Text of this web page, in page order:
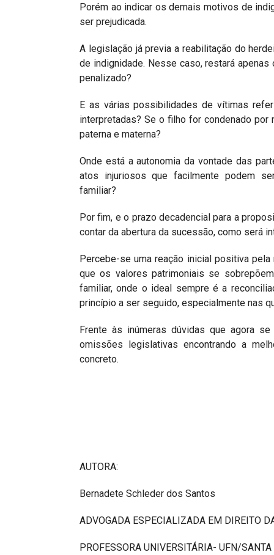
Porém ao indicar os demais motivos de
ser prejudicada.
A legislação já previa a reabilitação do
de indignidade. Nesse caso, restará
penalizado?
E as várias possibilidades de vítimas
interpretadas? Se o filho for condenado por
paterna e materna?
Onde está a autonomia da vontade das
atos injuriosos que facilmente podem
familiar?
Por fim, e o prazo decadencial para a
contar da abertura da sucessão, como será
Percebe-se uma reação inicial positiva
que os valores patrimoniais se
familiar, onde o ideal sempre é a
princípio a ser seguido, especialmente nas
Frente às inúmeras dúvidas que agora
omissões legislativas encontrando a
concreto.
AUTORA:
Bernadete Schleder dos Santos
ADVOGADA ESPECIALIZADA EM DIREITO
PROFESSORA UNIVERSITÁRIA- UFN/